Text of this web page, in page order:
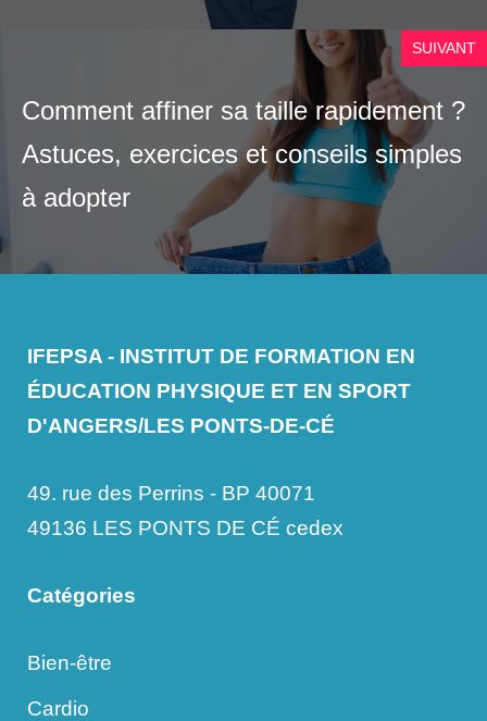
SUIVANT
Comment affiner sa taille rapidement ?
Astuces, exercices et conseils simples
à adopter
IFEPSA - INSTITUT DE FORMATION EN
ÉDUCATION PHYSIQUE ET EN SPORT
D'ANGERS/LES PONTS-DE-CÉ
49. rue des Perrins - BP 40071
49136 LES PONTS DE CÉ cedex
Catégories
Bien-être
Cardio